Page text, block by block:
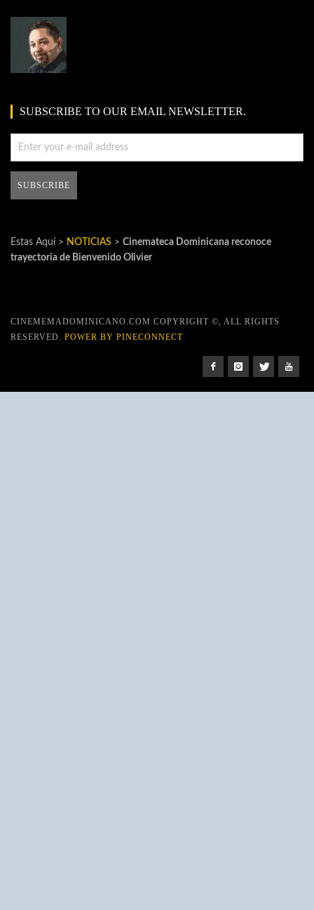
SUBSCRIBE TO OUR EMAIL NEWSLETTER.
Estas Aquí > NOTICIAS > Cinemateca Dominicana reconoce
trayectoria de Bienvenido Olivier
CINEMEMADOMINICANO.COM COPYRIGHT ©, ALL RIGHTS
RESERVED. POWER BY PINECONNECT